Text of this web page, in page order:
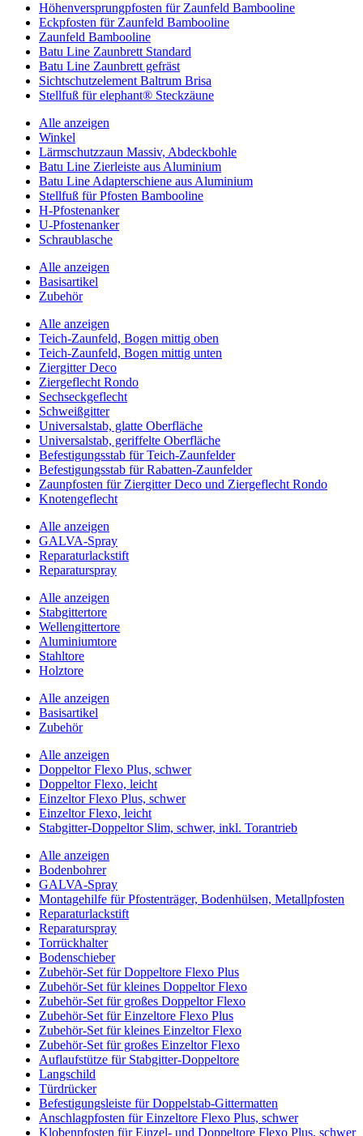
Höhenversprungpfosten für Zaunfeld Bambooline
Eckpfosten für Zaunfeld Bambooline
Zaunfeld Bambooline
Batu Line Zaunbrett Standard
Batu Line Zaunbrett gefräst
Sichtschutzelement Baltrum Brisa
Stellfuß für elephant® Steckzäune
Alle anzeigen
Winkel
Lärmschutzzaun Massiv, Abdeckbohle
Batu Line Zierleiste aus Aluminium
Batu Line Adapterschiene aus Aluminium
Stellfuß für Pfosten Bambooline
H-Pfostenanker
U-Pfostenanker
Schraublasche
Alle anzeigen
Basisartikel
Zubehör
Alle anzeigen
Teich-Zaunfeld, Bogen mittig oben
Teich-Zaunfeld, Bogen mittig unten
Ziergitter Deco
Ziergeflecht Rondo
Sechseckgeflecht
Schweißgitter
Universalstab, glatte Oberfläche
Universalstab, geriffelte Oberfläche
Befestigungsstab für Teich-Zaunfelder
Befestigungsstab für Rabatten-Zaunfelder
Zaunpfosten für Ziergitter Deco und Ziergeflecht Rondo
Knotengeflecht
Alle anzeigen
GALVA-Spray
Reparaturlackstift
Reparaturspray
Alle anzeigen
Stabgittertore
Wellengittertore
Aluminiumtore
Stahltore
Holztore
Alle anzeigen
Basisartikel
Zubehör
Alle anzeigen
Doppeltor Flexo Plus, schwer
Doppeltor Flexo, leicht
Einzeltor Flexo Plus, schwer
Einzeltor Flexo, leicht
Stabgitter-Doppeltor Slim, schwer, inkl. Torantrieb
Alle anzeigen
Bodenbohrer
GALVA-Spray
Montagehilfe für Pfostenträger, Bodenhülsen, Metallpfosten
Reparaturlackstift
Reparaturspray
Torrückhalter
Bodenschieber
Zubehör-Set für Doppeltore Flexo Plus
Zubehör-Set für kleines Doppeltor Flexo
Zubehör-Set für großes Doppeltor Flexo
Zubehör-Set für Einzeltore Flexo Plus
Zubehör-Set für kleines Einzeltor Flexo
Zubehör-Set für großes Einzeltor Flexo
Auflaufstütze für Stabgitter-Doppeltore
Langschild
Türdrücker
Befestigungsleiste für Doppelstab-Gittermatten
Anschlagpfosten für Einzeltore Flexo Plus, schwer
Klobenpfosten für Einzel- und Doppeltore Flexo Plus, schwer